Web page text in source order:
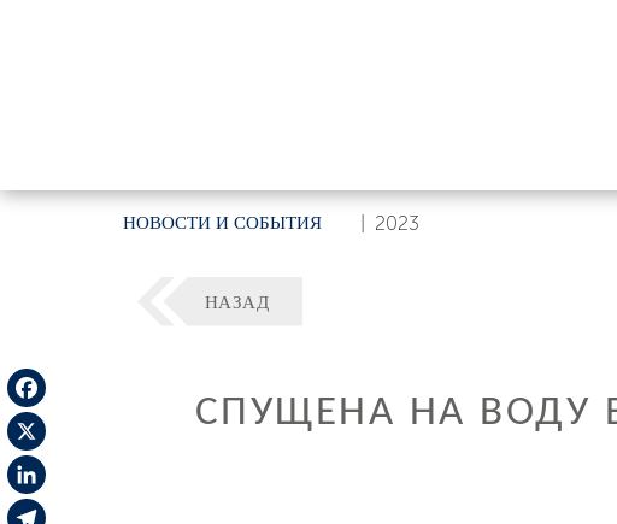
НОВОСТИ И СОБЫТИЯ 2023
Facebook
X
LinkedIn
НАЗАД
СПУЩЕНА НА ВОДУ